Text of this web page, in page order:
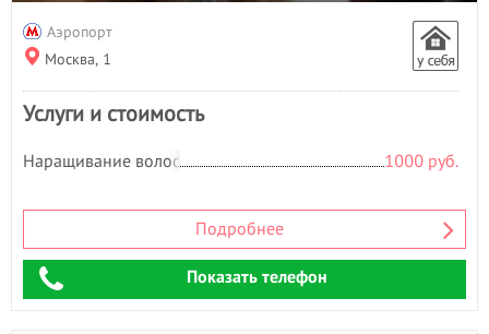
Аэропорт
Москва, 1
Услуги и стоимость
Наращивание волос 1000 руб.
Подробнее
Показать телефон